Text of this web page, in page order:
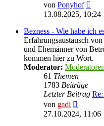
von Ponyhof
13.08.2025, 10:24
Bezness - Wie habe ich
Erfahrungsaustausch
und Ehemänner von
kommen hier zu Wort.
Moderator: Moderatoren
61 Themen
1783 Beiträge
Letzter Beitrag
von gadi
Beitrag
27.10.2024, 11:06